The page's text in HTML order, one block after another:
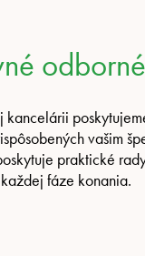
kancelárii
vašim
praktické
fáze konania.